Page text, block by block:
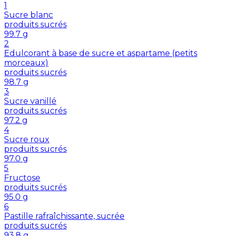
1
Sucre blanc
produits sucrés
99.7 g
2
Edulcorant à base de sucre et aspartame (petits
morceaux)
produits sucrés
98.7 g
3
Sucre vanillé
produits sucrés
97.2 g
4
Sucre roux
produits sucrés
97.0 g
5
Fructose
produits sucrés
95.0 g
6
Pastille rafraîchissante, sucrée
produits sucrés